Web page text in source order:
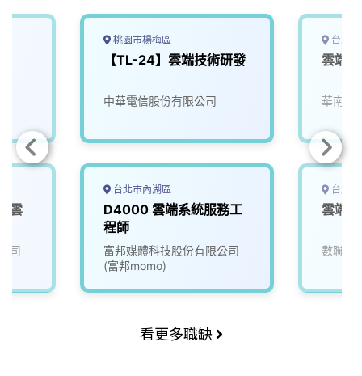
雲
司
桃園市楊梅區
【TL-24】雲端技術研發
中華電信股份有限公司
台北市內湖區
D4000 雲端系統服務工
程師
富邦媒體科技股份有限公司
(富邦momo)
台北
雲端
華南商
台北
雲端
數聯資
看更多職缺